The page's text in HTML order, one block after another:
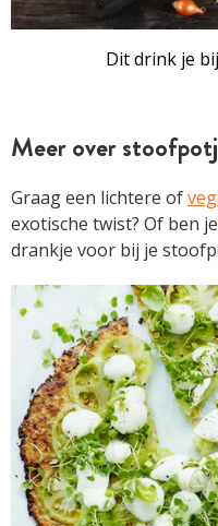
Dit drink je
Meer over
Graag een lichtere of
exotische twist? Of ben
drankje voor bij je